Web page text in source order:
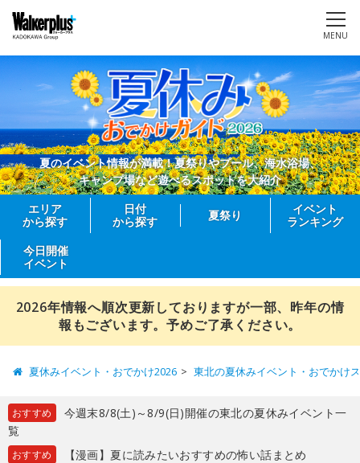
MENU
夏のイベント情報が満載！夏祭りやプール、海水浴場、
キャンプ場など遊べるスポットを大紹介
エリア
から探す
日付
から探す
夏祭り
イベント
ランキング
今日開催
イベント
2026年情報へ順次更新しておりますが一部、昨年の情
報もございます。予めご了承ください。
夏休みイベント・おでかけ2026 東北の夏休みイベント・おでかけ
おすすめ
今週末8/8(土)～8/9(日)開催の東北の夏休みイベント一
覧
おすすめ 【漫画】夏に読みたいおすすめの怖い話まとめ